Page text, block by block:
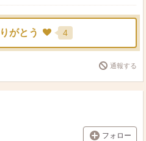
がとう 4
通報する
フォロー